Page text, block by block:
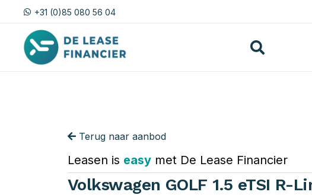
+31 (0)85 080 56 04
Terug naar aanbod
Leasen is easy met De Lease Financier
Volkswagen GOLF 1.5 eTSI R-